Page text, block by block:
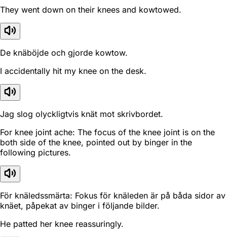
They went down on their knees and kowtowed.
De knäböjde och gjorde kowtow.
I accidentally hit my knee on the desk.
Jag slog olyckligtvis knät mot skrivbordet.
For knee joint ache: The focus of the knee joint is on the
both side of the knee, pointed out by binger in the
following pictures.
För knäledssmärta: Fokus för knäleden är på båda sidor av
knäet, påpekat av binger i följande bilder.
He patted her knee reassuringly.